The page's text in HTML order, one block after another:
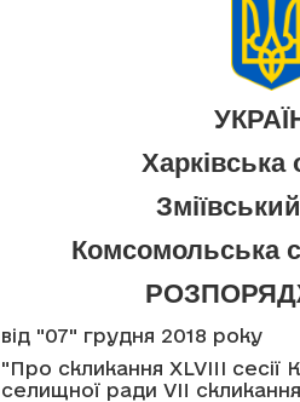
Харківська
Комсомольська
від "07" грудня 2018 року
"Про скликання XLVIII сесії
селищної ради VII